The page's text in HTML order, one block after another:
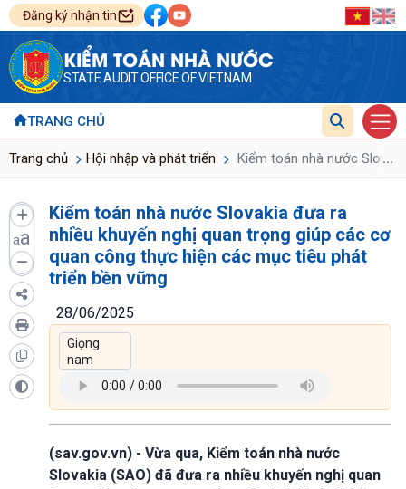
Đăng ký nhận tin
KIỂM TOÁN NHÀ NƯỚC
STATE AUDIT OFFICE OF VIETNAM
TRANG CHỦ
Trang chủ Hội nhập và phát triển Kiểm toán nhà nước ...
aa
Kiểm toán nhà nước Slovakia đưa ra
nhiều khuyến nghị quan trọng giúp các cơ
quan công thực hiện các mục tiêu phát
triển bền vững
28/06/2025
(sav.gov.vn) - Vừa qua, Kiểm toán nhà nước
Slovakia (SAO) đã đưa ra nhiều khuyến nghị quan